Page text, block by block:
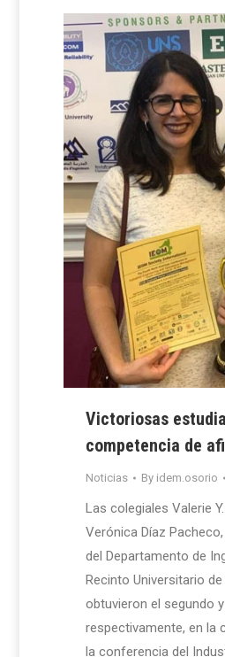
Victoriosas
competencia de
Noticias By idem.osorio
Las colegiales Valerie
Verónica Díaz
del Departamento de
Recinto Universitario
obtuvieron el segundo
respectivamente, en la
la conferencia del